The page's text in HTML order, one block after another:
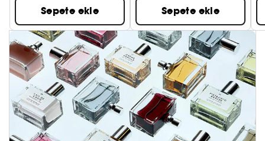
Sepete ekle Sepete ekle